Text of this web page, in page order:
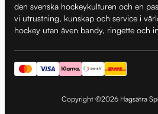
den svenska hockeykulturen och en
vi utrustning, kunskap och service i
hockey utan även bandy, ringette och
Copyright ©2026 Hagsätra